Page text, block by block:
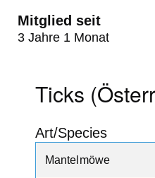
Mitglied seit
3 Jahre 1 Monat
Ticks
Art/Species